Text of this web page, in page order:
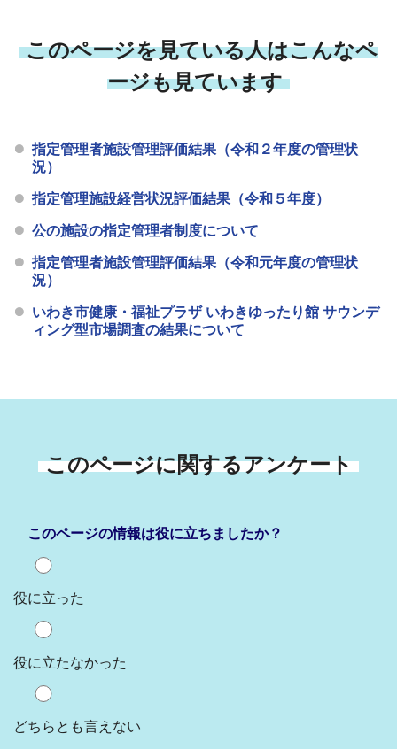
このページを見ている人はこんなペ
ージも見ています
指定管理者施設管理評価結果（令和２年度の管理状
況）
指定管理施設経営状況評価結果（令和５年度）
公の施設の指定管理者制度について
指定管理者施設管理評価結果（令和元年度の管理状
況）
いわき市健康・福祉プラザ いわきゆったり館 サウンデ
ィング型市場調査の結果について
このページに関するアンケート
このページの情報は役に立ちましたか？
役に立った
役に立たなかった
どちらとも言えない